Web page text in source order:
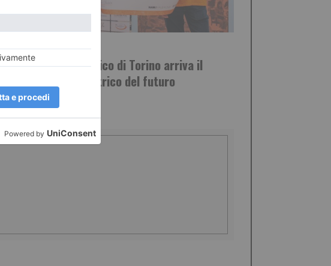
7 AGOSTO 2026
Dal Politecnico di Torino arriva il
motore elettrico del futuro